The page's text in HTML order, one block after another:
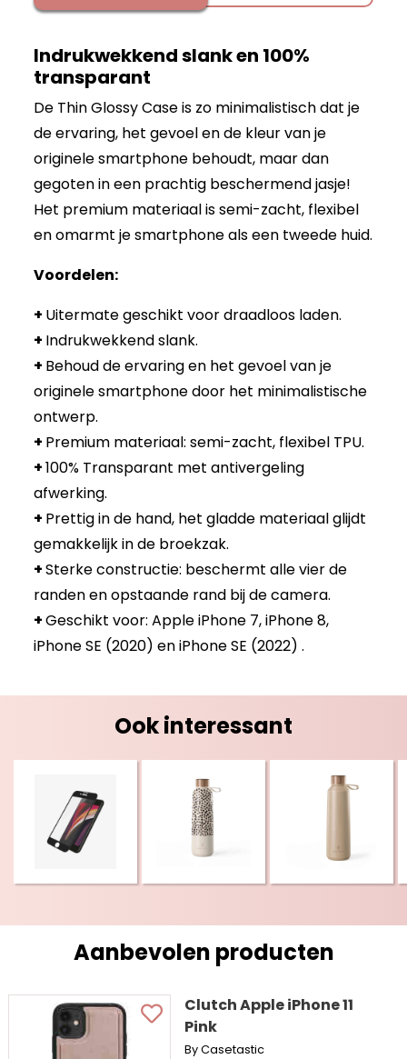
Indrukwekkend slank en 100%
transparant
De Thin Glossy Case is zo minimalistisch dat je
de ervaring, het gevoel en de kleur van je
originele smartphone behoudt, maar dan
gegoten in een prachtig beschermend jasje!
Het premium materiaal is semi-zacht, flexibel
en omarmt je smartphone als een tweede huid.
Voordelen:
+ Uitermate geschikt voor draadloos laden.
+ Indrukwekkend slank.
+ Behoud de ervaring en het gevoel van je
originele smartphone door het minimalistische
ontwerp.
+ Premium materiaal: semi-zacht, flexibel TPU.
+100% Transparant met antivergeling
afwerking.
+ Prettig in de hand, het gladde materiaal glijdt
gemakkelijk in de broekzak.
+Sterke constructie: beschermt alle vier de
randen en opstaande rand bij de camera.
+Geschikt voor: Apple iPhone 7, iPhone 8,
iPhone SE (2020) en iPhone SE (2022) .
Ook interessant
Aanbevolen producten
Clutch Apple iPhone 11
Pink
By Casetastic